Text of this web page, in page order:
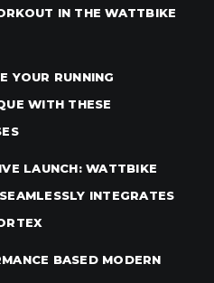
IN THE WATTBIKE
YOUR RUNNING
WITH THESE
LAUNCH: WATTBIKE
INTEGRATES
BASED MODERN